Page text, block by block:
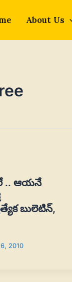
About Us
.. ఆయనే
బులెటిన్,
2010